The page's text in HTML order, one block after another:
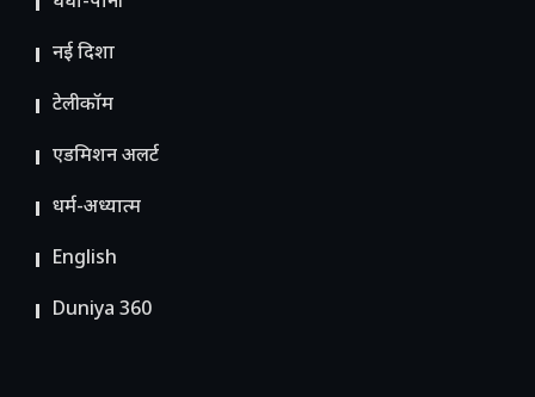
नई दिशा
टेलीकॉम
ए​डमिशन अलर्ट
धर्म-अध्यात्म
English
Duniya 360